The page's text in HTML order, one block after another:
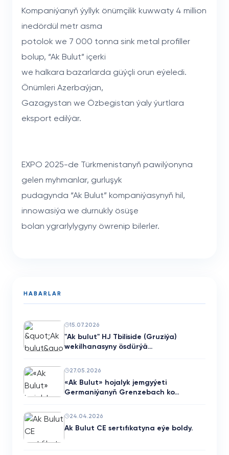
Kompaniýanyň ýyllyk önümçilik kuwwaty 4 million
inedördül metr asma
potolok we 7 000 tonna sink metal profiller
bolup, “Ak Bulut” içerki
we halkara bazarlarda güýçli orun eýeledi.
Önümleri Azerbaýjan,
Gazagystan we Özbegistan ýaly ýurtlara
eksport edilýär.
EXPO 2025-de Türkmenistanyň pawilýonyna
gelen myhmanlar, gurluşyk
pudagynda “Ak Bulut” kompaniýasynyň hil,
innowasiýa we durnukly ösüşe
bolan ygrarlylygyny öwrenip bilerler.
HABARLAR
15.07.2026
"Ak bulut" HJ Tbiliside (Gruziýa)
wekilhanasyny ösdürýä…
27.05.2026
«Ak Bulut» hojalyk jemgyýeti
Germaniýanyň Grenzebach ko…
24.04.2026
Ak Bulut CE sertıfıkatyna eýe boldy.